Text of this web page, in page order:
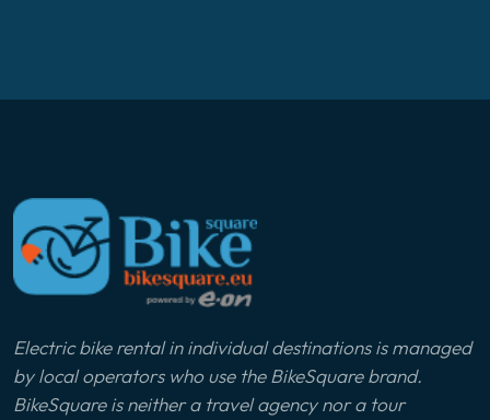
Electric bike rental in individual destinations is managed
by local operators who use the BikeSquare brand.
BikeSquare is neither a travel agency nor a tour